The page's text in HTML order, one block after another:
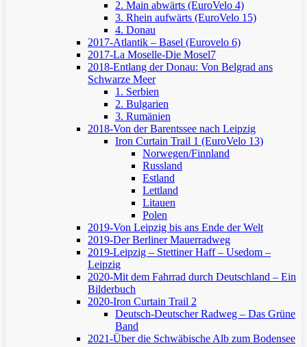
2. Main abwärts (EuroVelo 4)
3. Rhein aufwärts (EuroVelo 15)
4. Donau
2017-Atlantik – Basel (Eurovelo 6)
2017-La Moselle-Die Mosel7
2018-Entlang der Donau: Von Belgrad ans
Schwarze Meer
1. Serbien
2. Bulgarien
3. Rumänien
2018-Von der Barentssee nach Leipzig
Iron Curtain Trail 1 (EuroVelo 13)
Norwegen/Finnland
Russland
Estland
Lettland
Litauen
Polen
2019-Von Leipzig bis ans Ende der Welt
2019-Der Berliner Mauerradweg
2019-Leipzig – Stettiner Haff – Usedom –
Leipzig
2020-Mit dem Fahrrad durch Deutschland – Ein
Bilderbuch
2020-Iron Curtain Trail 2
Deutsch-Deutscher Radweg – Das Grüne
Band
2021-Über die Schwäbische Alb zum Bodensee